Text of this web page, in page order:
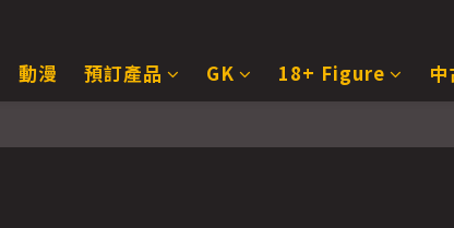
動漫 預訂產品 GK 18+ Figure 中